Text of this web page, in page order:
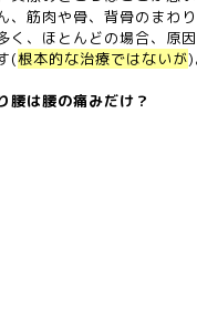
、筋肉や骨、背骨のまわ
く、ほとんどの場合、原
(根本的な治療ではないが)
腰は腰の痛みだけ？